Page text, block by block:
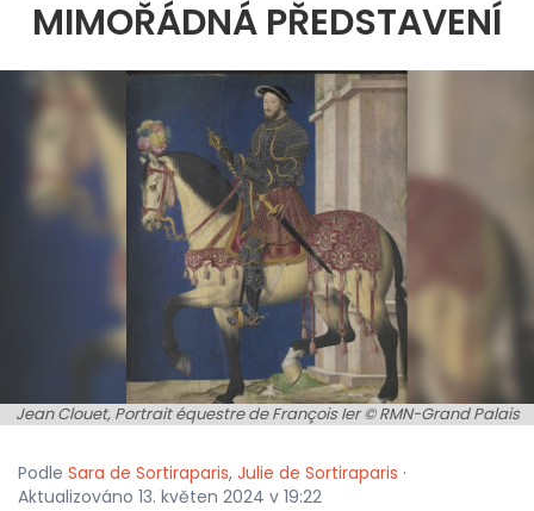
MIMOŘÁDNÁ PŘEDSTAVENÍ
Jean Clouet, Portrait équestre de François Ier © RMN-Grand Palais
Podle Sara de Sortiraparis, Julie de Sortiraparis ·
Aktualizováno 13. květen 2024 v 19:22